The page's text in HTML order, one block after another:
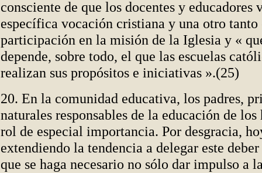
consciente de que los docentes y educadores
específica vocación cristiana y una otro tanto
participación en la misión de la Iglesia y «
depende, sobre todo, el que las escuelas
realizan sus propósitos e iniciativas ».(25)
20. En la comunidad educativa, los padres,
naturales responsables de la educación de
rol de especial importancia. Por desgracia,
extendiendo la tendencia a delegar este
que se haga necesario no sólo dar impulso a